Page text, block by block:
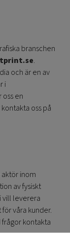
branschen
.
och är en av
i
en
oss på
inom
av fysiskt
vill leverera
våra kunder.
kontakta